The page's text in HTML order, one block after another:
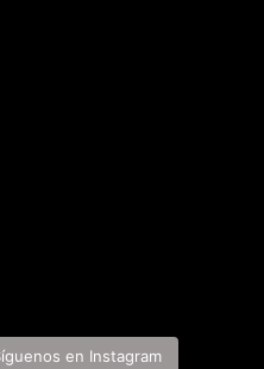
en Instagram